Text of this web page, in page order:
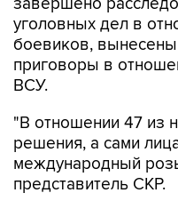
уголовных дел в
боевиков,
приговоры в
ВСУ.
"В отношении 47 из
решения, а сами
международный
представитель СКР.